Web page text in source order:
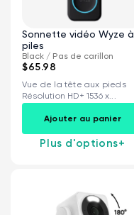
Sonnette vidéo Wyze à
piles
Black / Pas de carillon
$65.98
Vue de la tête aux pieds
Résolution HD+ 1536 x...
Ajouter au panier
Plus d'options+